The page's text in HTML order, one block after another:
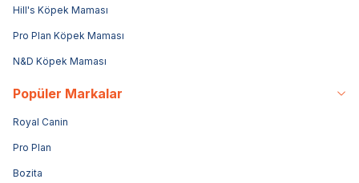
Hill's Köpek Maması
Pro Plan Köpek Maması
N&D Köpek Maması
Popüler Markalar
Royal Canin
Pro Plan
Bozita